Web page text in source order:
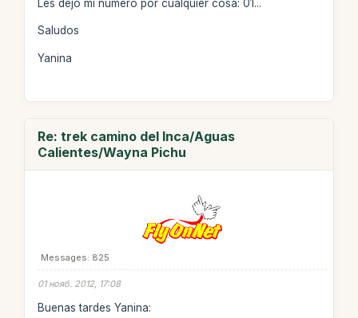
Les dejo mi número por cualquier cosa: 01...
Saludos
Yanina
Re: trek camino del Inca/Aguas
Calientes/Wayna Pichu
Messages: 825
01 нояб. 2012, 17:08
Buenas tardes Yanina: